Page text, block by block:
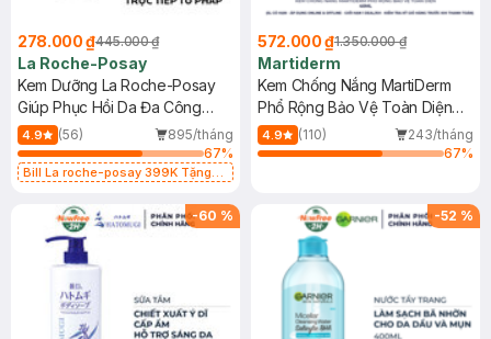
278.000 ₫445.000 ₫
La Roche-Posay
Kem Dưỡng La Roche-Posay
Giúp Phục Hồi Da Đa Công
Dụng 40ml
4.9 (56)
895/tháng
67%
Bill La roche-posay 399K Tặng
(SL có hạn)
572.000 ₫1.350.000 ₫
Martiderm
Kem Chống Nắng MartiDerm
Phổ Rộng Bảo Vệ Toàn Diện
40ml
4.9 (110)
243/tháng
67%
-60 % -52 %